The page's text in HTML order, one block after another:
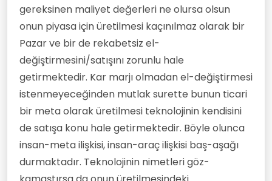
gereksinen maliyet değerleri ne olursa olsun
onun piyasa için üretilmesi kaçınılmaz olarak bir
Pazar ve bir de rekabetsiz el-
değiştirmesini/satışını zorunlu hale
getirmektedir. Kar marjı olmadan el-değiştirmesi
istenmeyeceğinden mutlak surette bunun ticari
bir meta olarak üretilmesi teknolojinin kendisini
de satışa konu hale getirmektedir. Böyle olunca
insan-meta ilişkisi, insan-araç ilişkisi baş-aşağı
durmaktadır. Teknolojinin nimetleri göz-